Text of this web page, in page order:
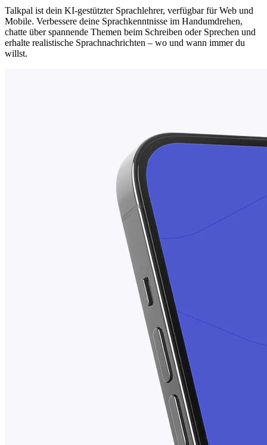
Talkpal ist dein KI-gestützter Sprachlehrer, verfügbar für Web und
Mobile. Verbessere deine Sprachkenntnisse im Handumdrehen,
chatte über spannende Themen beim Schreiben oder Sprechen und
erhalte realistische Sprachnachrichten – wo und wann immer du
willst.